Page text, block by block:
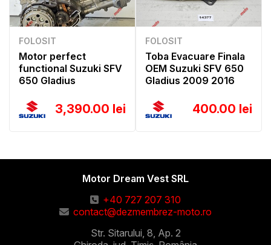
FOLOSIT
Motor perfect
functional Suzuki SFV
650 Gladius
3,390.00 lei
FOLOSIT
Toba Evacuare Finala
OEM Suzuki SFV 650
Gladius 2009 2016
400.00 lei
Motor Dream Vest SRL
+40 727 207 310
contact@dezmembrez-moto.ro
Str. Sitarului, 8, Ap. 2